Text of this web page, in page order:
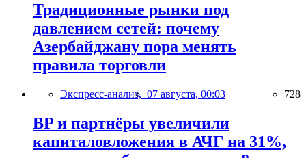
Традиционные рынки под
давлением сетей: почему
Азербайджану пора менять
правила торговли
Экспресс-анализ, 07 августа, 00:03 728
BP и партнёры увеличили
капиталовложения в АЧГ на 31%,